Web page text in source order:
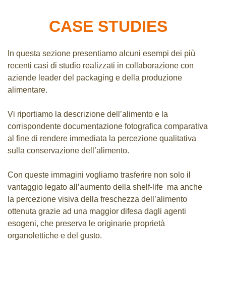
Tecnologia
Pubblicazioni Scientifiche
Sostenibilità
News & Events
News & Events
Contatti
Team
Contatti
cronogard® Pilot Program
CASE STUDIES
In questa sezione presentiamo alcuni esempi dei più
recenti casi di studio realizzati in collaborazione con
aziende leader del packaging e della produzione
alimentare.
Vi riportiamo la descrizione dell’alimento e la
corrispondente documentazione fotografica comparativa
al fine di rendere immediata la percezione qualitativa
sulla conservazione dell’alimento.
Con queste immagini vogliamo trasferire non solo il
vantaggio legato all’aumento della shelf-life ma anche
la percezione visiva della freschezza dell’alimento
ottenuta grazie ad una maggior difesa dagli agenti
esogeni, che preserva le originarie proprietà
organolettiche e del gusto.
Necessari
I cookie
necessari
sono